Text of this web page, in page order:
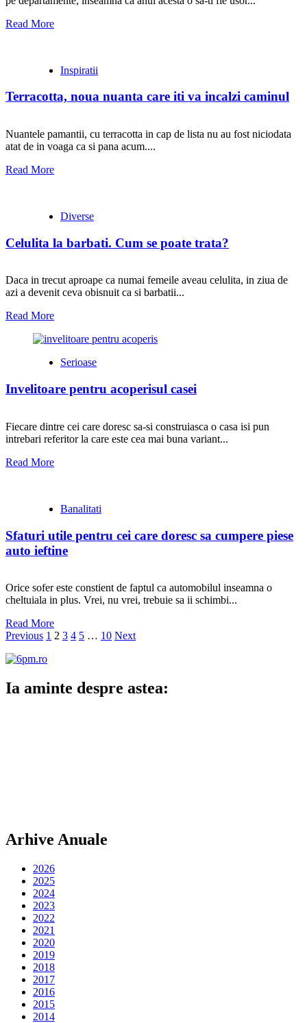
Read More
Inspiratii
Terracotta, noua nuanta care iti va incalzi caminul
Nuantele pamantii, cu terracotta in cap de lista nu au fost niciodata
atat de in voaga ca si pana acum....
Read More
Diverse
Celulita la barbati. Cum se poate trata?
Daca in trecut aproape ca numai femeile aveau celulita, in ziua de
azi a devenit ceva obisnuit ca si barbatii...
Read More
Serioase
Invelitoare pentru acoperisul casei
Fiecare dintre cei care doresc sa-si construiasca o casa isi pun
intrebari referitor la care este cea mai buna variant...
Read More
Banalitati
Sfaturi utile pentru cei care doresc sa cumpere piese
auto ieftine
Orice sofer este constient de faptul ca automobilul inseamna o
cheltuiala in plus. Vrei, nu vrei, trebuie sa ii schimbi...
Read More
Paginație
articole
Previous 1 2 3 4 5 … 10 Next
Ia aminte despre astea:
Arhive Anuale
2026
2025
2024
2023
2022
2021
2020
2019
2018
2017
2016
2015
2014